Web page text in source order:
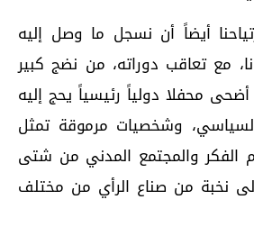
أيضاً أن نسجل ما وصل إليه
مع تعاقب دوراته، من نضج كبير
محفلا دولياً رئيسياً يحج إليه
السياسي، وشخصيات مرموقة تمثل
الفكر والمجتمع المدني من شتى
نخبة من صناع الرأي من مختلف